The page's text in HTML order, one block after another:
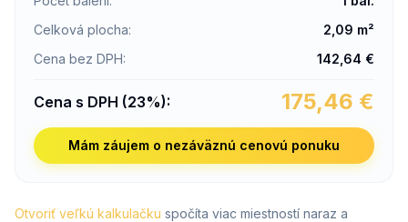
Celková plocha: 2,09 m²
Cena bez DPH: 142,64 €
Cena s DPH (23%): 175,46 €
Mám záujem o nezáväznú cenovú ponuku
Otvoriť veľkú kalkulačku spočíta viac miestností naraz a